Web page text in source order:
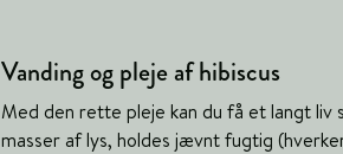
Vanding og pleje af hibiscus
Med den rette pleje kan du få et langt liv
masser af lys, holdes jævnt fugtig